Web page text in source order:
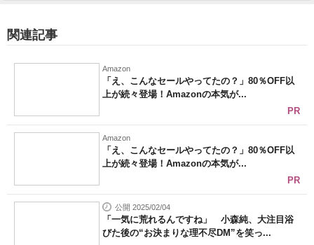
関連記事
Amazon
「え、こんなセールやってたの？」80％OFF以
上が続々登場！Amazonの本気が...
PR
Amazon
「え、こんなセールやってたの？」80％OFF以
上が続々登場！Amazonの本気が...
PR
公開 2025/02/04
「一気に荒れるんですね」 小森純、大注目浴
びた後の“お決まりな理不尽DM”を笑っ...